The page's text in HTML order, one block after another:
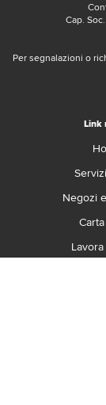
Cap.
Per segnalazioni o
Link
Negozi